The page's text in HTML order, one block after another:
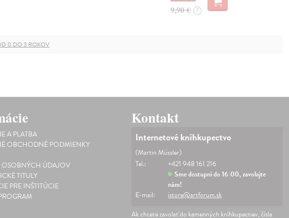
9,90 € ?
0 DO 3 ROKOV
A PLATBA
OBCHODNÉ PODMIENKY
ÚDAJOV
TITULY
PRE INŠTITÚCIE
Kontakt
Internetové kníhkupectvo
(Martin Müssler)
Tel.:
+421 948 161 216
Sme dostupní do 16:00, zavolajte
nám!
E-mail:
istore@artforum.sk
Ak chcete zavolať do kamenných kníhkupectiev, čísla